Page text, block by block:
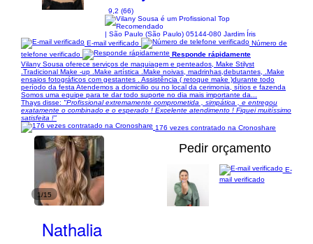
9,2 (66)
| São Paulo (São Paulo) 05144-080 Jardim Íris
E-mail verificado
Número de
telefone verificado
Responde rápidamente
Vilany Sousa oferece serviços de maquiagem e penteados, Make Stilyst
.Tradicional Make -up .Make artística .Make noivas, madrinhas,debutantes, .Make
ensaios fotográficos com gestantes . Assistência ( retoque make )durante todo
período da festa Atendemos a domicilio ou no local da cerimonia, sítios e fazenda
Somos uma equipe para te dar todo suporte no dia mais importante da...
Thays disse: "Profissional extremamente comprometida , simpática , e entregou
exatamente o combinado e o esperado ! Excelente atendimento ! Fiquei muitíssimo
satisfeita !"
176 vezes contratado na Cronoshare
1/15
Pedir orçamento
Nathalia
E-
mail verificado